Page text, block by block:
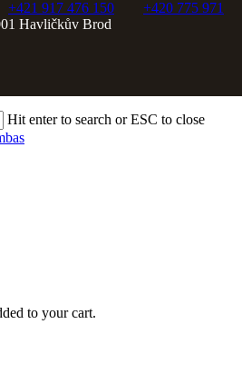
+421 917 476 150
+420 775 971
Havličkův Brod
Hit enter to search or ESC to close
to your cart.